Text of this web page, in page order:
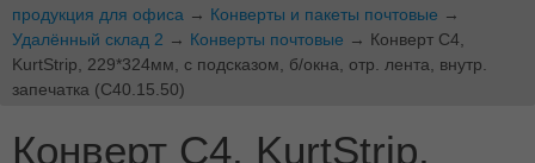
продукция для офиса → Конверты и пакеты почтовые →
Удалённый склад 2 → Конверты почтовые → Конверт C4,
KurtStrip, 229*324мм, с подсказом, б/окна, отр. лента, внутр.
запечатка (С40.15.50)
Конверт C4, KurtStrip,